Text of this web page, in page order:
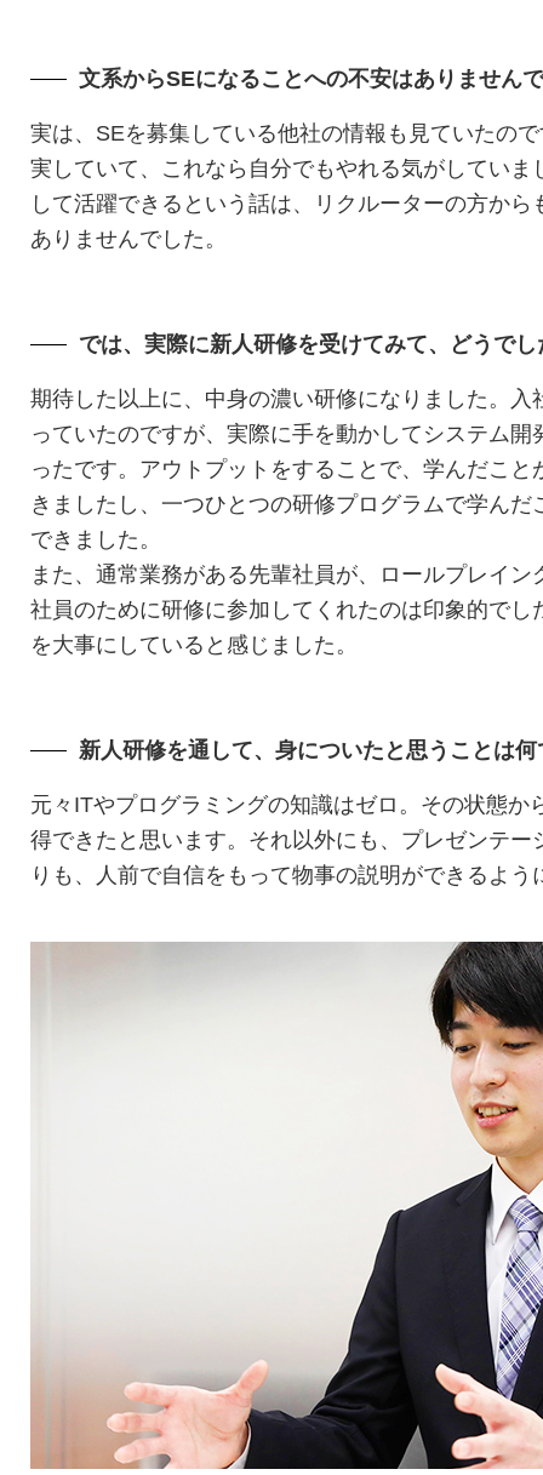
文系からSEになることへの不安はありません
実は、SEを募集している他社の情報も見ていたの
実していて、これなら自分でもやれる気がしてい
して活躍できるという話は、リクルーターの方か
ありませんでした。
では、実際に新人研修を受けてみて、どうでし
期待した以上に、中身の濃い研修になりました。
っていたのですが、実際に手を動かしてシステム
ったです。アウトプットをすることで、学んだこ
きましたし、一つひとつの研修プログラムで学ん
できました。
また、通常業務がある先輩社員が、ロールプレイ
社員のために研修に参加してくれたのは印象的で
を大事にしていると感じました。
新人研修を通して、身についたと思うことは何
元々ITやプログラミングの知識はゼロ。その状態
得できたと思います。それ以外にも、プレゼンテ
りも、人前で自信をもって物事の説明ができるよう